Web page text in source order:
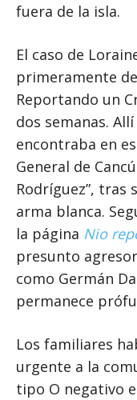
fuera de la isla.
El caso de
primeramente
Reportando un
dos semanas.
encontraba en
General de
Rodríguez”,
arma blanca.
la página Nio
presunto
como Germán
permanece
Los familiares
urgente a la
tipo O negativo